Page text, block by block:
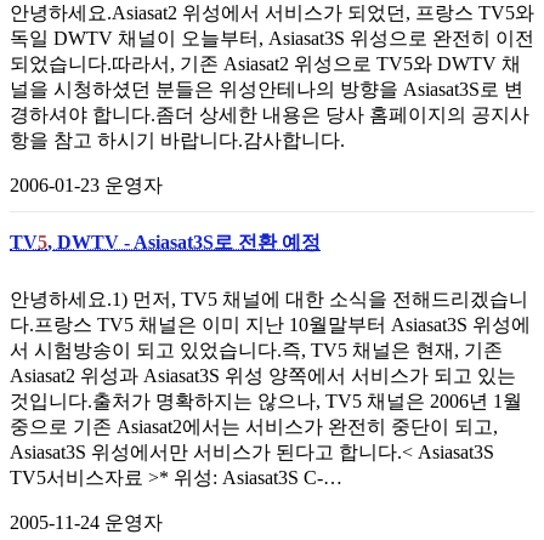
안녕하세요.Asiasat2 위성에서 서비스가 되었던, 프랑스 TV5와
독일 DWTV 채널이 오늘부터, Asiasat3S 위성으로 완전히 이전
되었습니다.따라서, 기존 Asiasat2 위성으로 TV5와 DWTV 채
널을 시청하셨던 분들은 위성안테나의 방향을 Asiasat3S로 변
경하셔야 합니다.좀더 상세한 내용은 당사 홈페이지의 공지사
항을 참고 하시기 바랍니다.감사합니다.
2006-01-23 운영자
TV5, DWTV - Asiasat3S로 전환 예정
안녕하세요.1) 먼저, TV5 채널에 대한 소식을 전해드리겠습니
다.프랑스 TV5 채널은 이미 지난 10월말부터 Asiasat3S 위성에
서 시험방송이 되고 있었습니다.즉, TV5 채널은 현재, 기존
Asiasat2 위성과 Asiasat3S 위성 양쪽에서 서비스가 되고 있는
것입니다.출처가 명확하지는 않으나, TV5 채널은 2006년 1월
중으로 기존 Asiasat2에서는 서비스가 완전히 중단이 되고,
Asiasat3S 위성에서만 서비스가 된다고 합니다.< Asiasat3S
TV5서비스자료 >* 위성: Asiasat3S C-…
2005-11-24 운영자